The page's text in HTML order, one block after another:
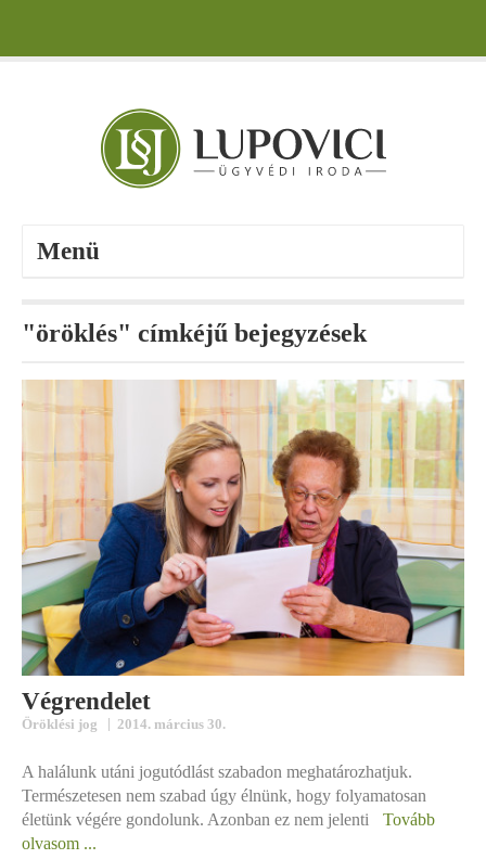
Menü
"öröklés" címkéjű bejegyzések
Végrendelet
Öröklési jog | 2014. március 30.
A halálunk utáni jogutódlást szabadon meghatározhatjuk.
Természetesen nem szabad úgy élnünk, hogy folyamatosan
életünk végére gondolunk. Azonban ez nem jelenti
Tovább
olvasom ...